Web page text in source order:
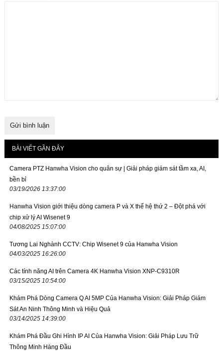
BÀI VIẾT GẦN ĐÂY
Camera PTZ Hanwha Vision cho quân sự | Giải pháp giám sát tầm xa, AI,
bền bỉ
03/19/2026 13:37:00
Hanwha Vision giới thiệu dòng camera P và X thế hệ thứ 2 – Đột phá với
chip xử lý AI Wisenet 9
04/08/2025 15:07:00
Tương Lai Nghành CCTV: Chip Wisenet 9 của Hanwha Vision
04/03/2025 16:26:00
Các tính năng AI trên Camera 4K Hanwha Vision XNP-C9310R
03/15/2025 10:54:00
Khám Phá Dòng Camera Q AI 5MP Của Hanwha Vision: Giải Pháp Giám
Sát An Ninh Thông Minh và Hiệu Quả
03/14/2025 14:39:00
Khám Phá Đầu Ghi Hình IP AI Của Hanwha Vision: Giải Pháp Lưu Trữ
Thông Minh Hàng Đầu